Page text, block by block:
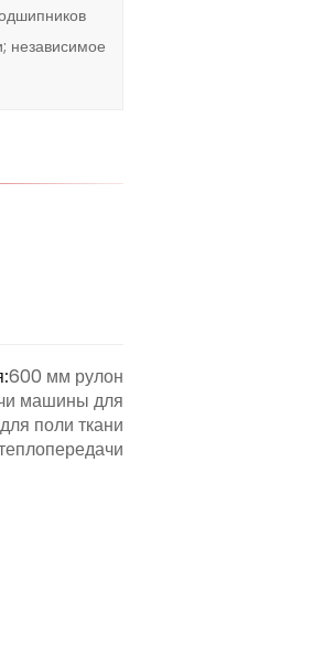
независимое
600 мм рулон
машины для
поли ткани